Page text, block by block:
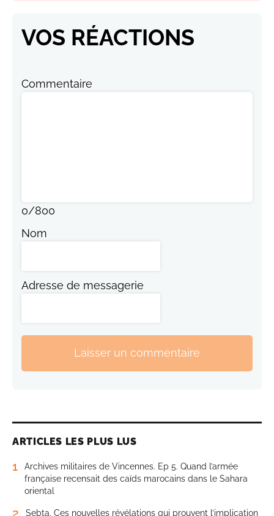
VOS RÉACTIONS
Commentaire
0/800
Nom
Adresse de messagerie
Laisser un commentaire
ARTICLES LES PLUS LUS
1
Archives militaires de Vincennes. Ep 5. Quand l’armée
française recensait des caïds marocains dans le Sahara
oriental
2 Sebta. Ces nouvelles révélations qui prouvent l’implication